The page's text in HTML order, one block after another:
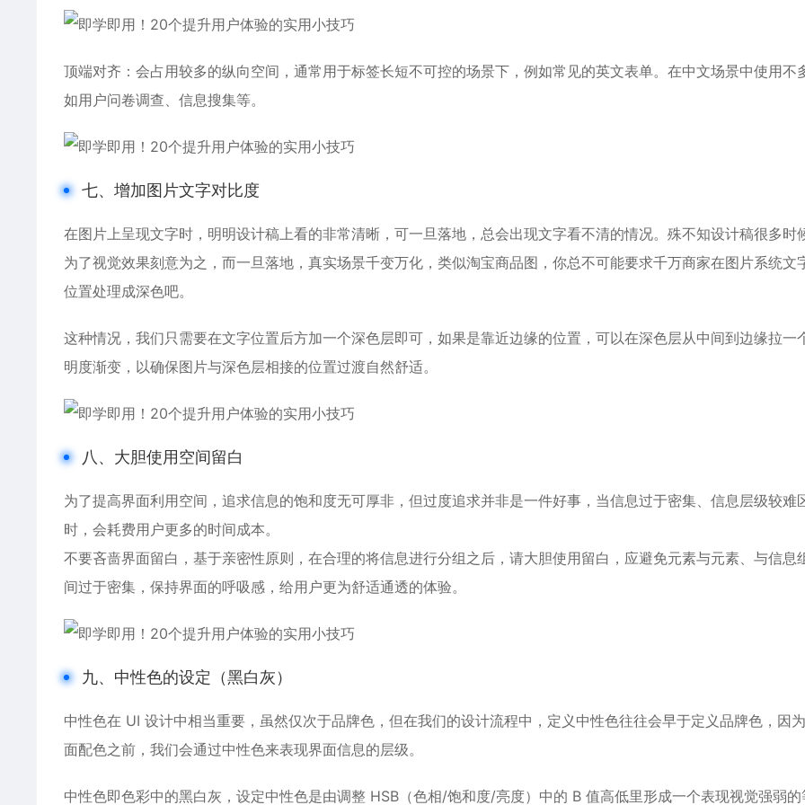
顶端对齐：会占用较多的纵向空间，通常用于标签长短不可控的场景下，例如常见的英文表单。在中文场景中使用不
如用户问卷调查、信息搜集等。
七、增加图片文字对比度
在图片上呈现文字时，明明设计稿上看的非常清晰，可一旦落地，总会出现文字看不清的情况。殊不知设计稿很多时
为了视觉效果刻意为之，而一旦落地，真实场景千变万化，类似淘宝商品图，你总不可能要求千万商家在图片系统文
位置处理成深色吧。
这种情况，我们只需要在文字位置后方加一个深色层即可，如果是靠近边缘的位置，可以在深色层从中间到边缘拉一
明度渐变，以确保图片与深色层相接的位置过渡自然舒适。
八、大胆使用空间留白
为了提高界面利用空间，追求信息的饱和度无可厚非，但过度追求并非是一件好事，当信息过于密集、信息层级较难
时，会耗费用户更多的时间成本。
不要吝啬界面留白，基于亲密性原则，在合理的将信息进行分组之后，请大胆使用留白，应避免元素与元素、与信息
间过于密集，保持界面的呼吸感，给用户更为舒适通透的体验。
九、中性色的设定（黑白灰）
中性色在 UI 设计中相当重要，虽然仅次于品牌色，但在我们的设计流程中，定义中性色往往会早于定义品牌色，因
面配色之前，我们会通过中性色来表现界面信息的层级。
中性色即色彩中的黑白灰，设定中性色是由调整 HSB（色相/饱和度/亮度）中的 B 值高低里形成一个表现视觉强弱的